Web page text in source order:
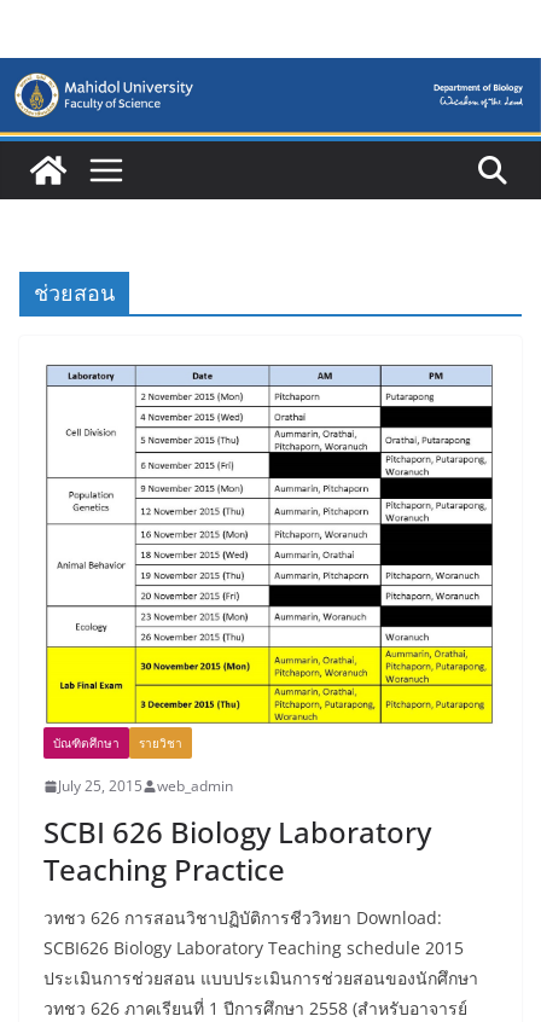
content
ช่วยสอน
บัณฑิตศึกษา รายวิชา
July 25, 2015 web_admin
SCBI 626 Biology Laboratory
Teaching Practice
วทชว 626 การสอนวิชาปฏิบัติการชีววิทยา Download:
SCBI626 Biology Laboratory Teaching schedule 2015
ประเมินการช่วยสอน แบบประเมินการช่วยสอนของนักศึกษา
วทชว 626 ภาคเรียนที่ 1 ปีการศึกษา 2558 (สำหรับอาจารย์